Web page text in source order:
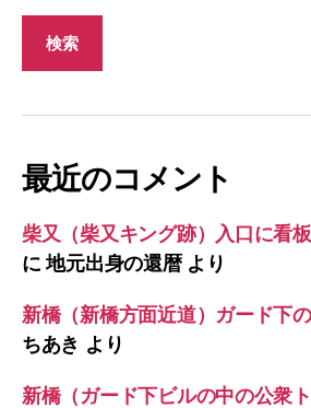
最近のコメント
柴又（柴又キング跡）入口に看
に地元出身の還暦より
新橋（新橋方面近道）ガード下の
ちあき より
新橋（ガード下ビルの中の公衆